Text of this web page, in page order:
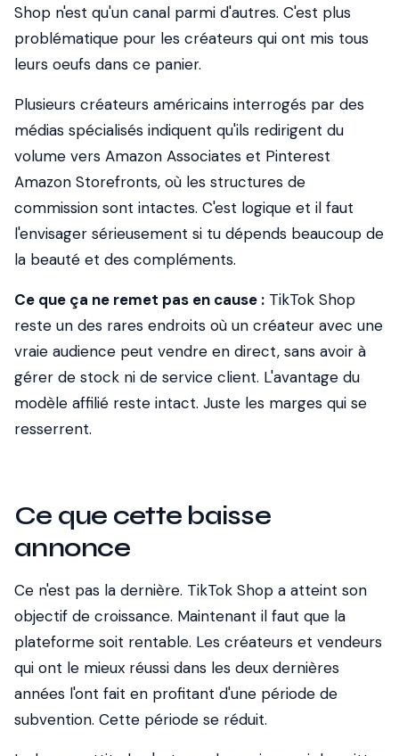
Shop n'est qu'un canal parmi d'autres. C'est plus
problématique pour les créateurs qui ont mis tous
leurs oeufs dans ce panier.
Plusieurs créateurs américains interrogés par des
médias spécialisés indiquent qu'ils redirigent du
volume vers Amazon Associates et Pinterest
Amazon Storefronts, où les structures de
commission sont intactes. C'est logique et il faut
l'envisager sérieusement si tu dépends beaucoup de
la beauté et des compléments.
Ce que ça ne remet pas en cause : TikTok Shop
reste un des rares endroits où un créateur avec une
vraie audience peut vendre en direct, sans avoir à
gérer de stock ni de service client. L'avantage du
modèle affilié reste intact. Juste les marges qui se
resserrent.
Ce que cette baisse
annonce
Ce n'est pas la dernière. TikTok Shop a atteint son
objectif de croissance. Maintenant il faut que la
plateforme soit rentable. Les créateurs et vendeurs
qui ont le mieux réussi dans les deux dernières
années l'ont fait en profitant d'une période de
subvention. Cette période se réduit.